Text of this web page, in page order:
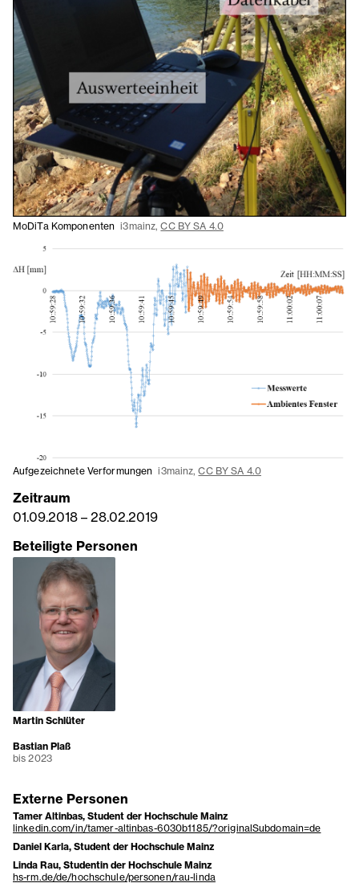
MoDiTa Komponenten i3mainz,CC BY SA 4.0
Aufgezeichnete Verformungen i3mainz,CC BY SA 4.0
Zeitraum
01.09.2018 – 28.02.2019
Beteiligte Personen
Martin Schlüter
Bastian Plaß
bis 2023
Externe Personen
Tamer Altinbas, Student der Hochschule Mainz
linkedin.com/in/tamer-altinbas-6030b1185/?originalSubdomain=de
Daniel Karla, Student der Hochschule Mainz
Linda Rau, Studentin der Hochschule Mainz
hs-rm.de/de/hochschule/personen/rau-linda